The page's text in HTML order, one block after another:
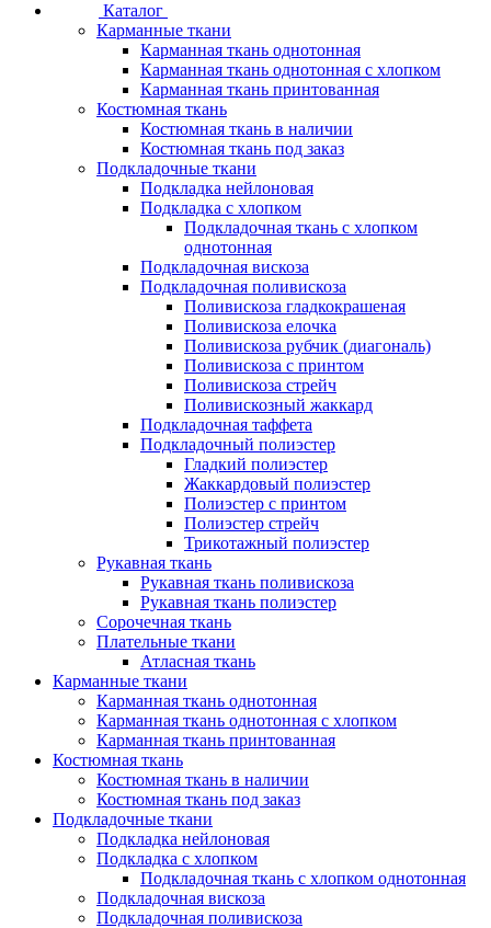
Каталог
Карманные ткани
Карманная ткань однотонная
Карманная ткань однотонная с хлопком
Карманная ткань принтованная
Костюмная ткань
Костюмная ткань в наличии
Костюмная ткань под заказ
Подкладочные ткани
Подкладка нейлоновая
Подкладка с хлопком
Подкладочная ткань с хлопком
однотонная
Подкладочная вискоза
Подкладочная поливискоза
Поливискоза гладкокрашеная
Поливискоза елочка
Поливискоза рубчик (диагональ)
Поливискоза с принтом
Поливискоза стрейч
Поливискозный жаккард
Подкладочная таффета
Подкладочный полиэстер
Гладкий полиэстер
Жаккардовый полиэстер
Полиэстер с принтом
Полиэстер стрейч
Трикотажный полиэстер
Рукавная ткань
Рукавная ткань поливискоза
Рукавная ткань полиэстер
Сорочечная ткань
Плательные ткани
Атласная ткань
Карманные ткани
Карманная ткань однотонная
Карманная ткань однотонная с хлопком
Карманная ткань принтованная
Костюмная ткань
Костюмная ткань в наличии
Костюмная ткань под заказ
Подкладочные ткани
Подкладка нейлоновая
Подкладка с хлопком
Подкладочная ткань с хлопком однотонная
Подкладочная вискоза
Подкладочная поливискоза